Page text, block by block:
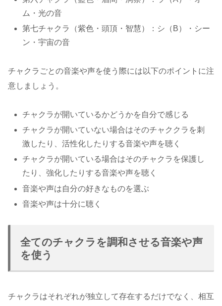
ム・光の音
第七チャクラ（紫色・頭頂・智慧）：シ（B）・シー
ン・宇宙の音
チャクラごとの音楽や声を使う際には以下のポイントに注
意しましょう。
チャクラが開いているかどうかを自分で感じる
チャクラが開いていない場合はそのチャククラを刺
激したり、活性化したりする音楽や声を聴く
チャクラが開いている場合はそのチャクラを保護し
たり、強化したりする音楽や声を聴く
音楽や声は自分の好きなものを選ぶ
音楽や声は十分に聴く
全てのチャクラを調和させる音楽や声
を使う
チャクラはそれぞれが独立して存在するだけでなく、相互